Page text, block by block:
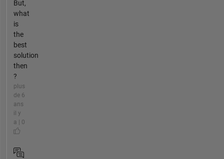
But,
what
is
the
best
solution
then
?
plus
de 6
ans
il y
a | 0